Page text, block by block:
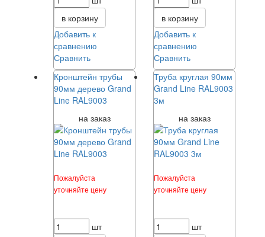
в корзину
Добавить к
сравнению
Сравнить
в корзину
Добавить к
сравнению
Сравнить
Кронштейн трубы
90мм дерево Grand
Line RAL9003
на заказ
Пожалуйста
уточняйте цену
шт
Труба круглая 90мм
Grand Line RAL9003
3м
на заказ
Пожалуйста
уточняйте цену
шт